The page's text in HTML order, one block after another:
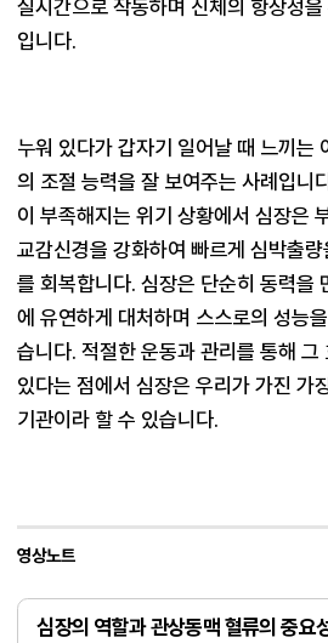
실시간으로 작동하며 신체의 항상성
입니다.
누워 있다가 갑자기 일어날 때 느끼는
의 조절 능력을 잘 보여주는 사례입니
이 부족해지는 위기 상황에서 심장은
교감신경을 강화하여 빠르게 심박출
를 회복합니다. 심장은 단순히 동력을
에 유연하게 대처하며 스스로의 성능
습니다. 적절한 운동과 관리를 통해 그
있다는 점에서 심장은 우리가 가진 가
기관이라 할 수 있습니다.
영상노트
심장의 역할과 관상동맥 혈류의 중요